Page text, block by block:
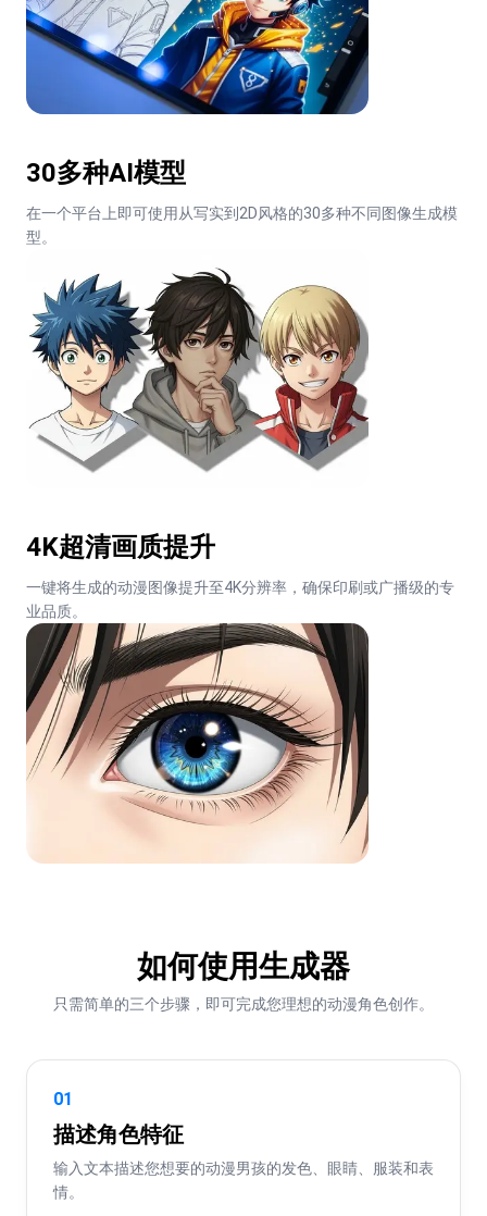
30多种AI模型
在一个平台上即可使用从写实到2D风格的30多种不同图像生成模
型。
4K超清画质提升
一键将生成的动漫图像提升至4K分辨率，确保印刷或广播级的专
业品质。
如何使用生成器
只需简单的三个步骤，即可完成您理想的动漫角色创作。
01
描述角色特征
输入文本描述您想要的动漫男孩的发色、眼睛、服装和表
情。